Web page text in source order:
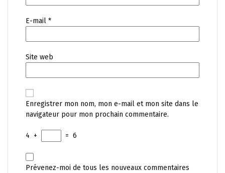
E-mail *
Site web
Enregistrer mon nom, mon e-mail et mon site dans le
navigateur pour mon prochain commentaire.
4 + = 6
Prévenez-moi de tous les nouveaux commentaires